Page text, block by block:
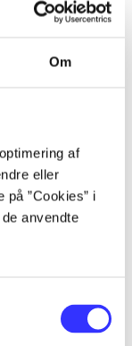
Om
af
eller
”Cookies” i
anvendte